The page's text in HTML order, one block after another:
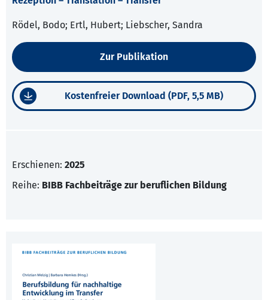
Rödel, Bodo; Ertl, Hubert; Liebscher, Sandra
Zur Publikation
Kostenfreier Download (PDF, 5,5 MB)
Erschienen: 2025
Reihe: BIBB Fachbeiträge zur beruflichen Bildung